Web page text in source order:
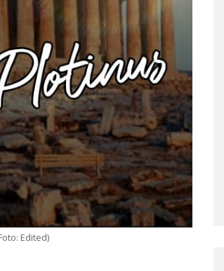
Edited)